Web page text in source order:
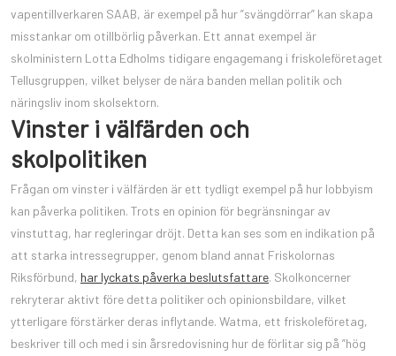
vapentillverkaren SAAB, är exempel på hur ”svängdörrar” kan skapa
misstankar om otillbörlig påverkan. Ett annat exempel är
skolministern Lotta Edholms tidigare engagemang i friskoleföretaget
Tellusgruppen, vilket belyser de nära banden mellan politik och
näringsliv inom skolsektorn.
Vinster i välfärden och
skolpolitiken
Frågan om vinster i välfärden är ett tydligt exempel på hur lobbyism
kan påverka politiken. Trots en opinion för begränsningar av
vinstuttag, har regleringar dröjt. Detta kan ses som en indikation på
att starka intressegrupper, genom bland annat Friskolornas
Riksförbund, har lyckats påverka beslutsfattare. Skolkoncerner
rekryterar aktivt före detta politiker och opinionsbildare, vilket
ytterligare förstärker deras inflytande. Watma, ett friskoleföretag,
beskriver till och med i sin årsredovisning hur de förlitar sig på ”hög